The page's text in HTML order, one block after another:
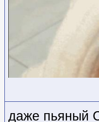
даже пьяный